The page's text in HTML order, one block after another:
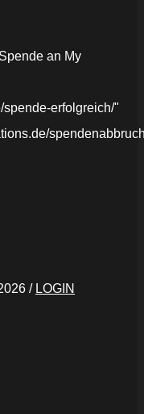
an My
spende-erfolgreich/"
/ LOGIN